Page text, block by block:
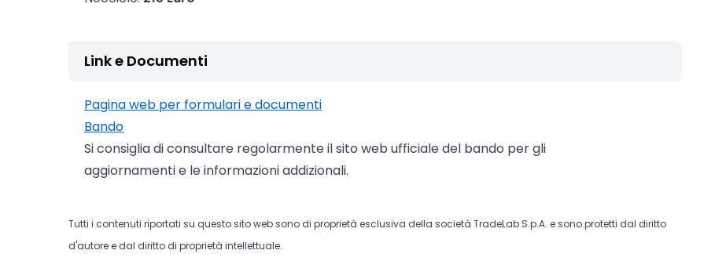
Link e Documenti
Pagina web per formulari e documenti
Bando
Si consiglia di consultare regolarmente il sito web ufficiale del bando per gli
aggiornamenti e le informazioni addizionali.
Tutti i contenuti riportati su questo sito web sono di proprietà esclusiva della società TradeLab S.p.A. e sono protetti dal diritto
d'autore e dal diritto di proprietà intellettuale.